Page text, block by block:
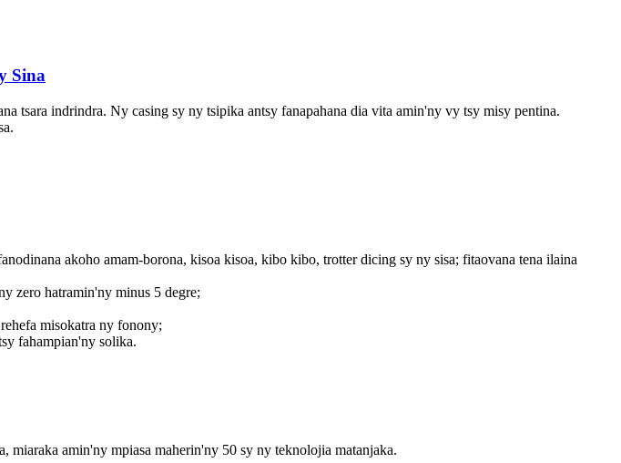
Sina
tsara indrindra. Ny casing sy ny tsipika antsy fanapahana dia vita amin'ny vy tsy misy pentina.
akoho amam-borona, kisoa kisoa, kibo kibo, trotter dicing sy ny sisa; fitaovana tena ilaina
zero hatramin'ny minus 5 degre;
misokatra ny fonony;
fahampian'ny solika.
miaraka amin'ny mpiasa maherin'ny 50 sy ny teknolojia matanjaka.